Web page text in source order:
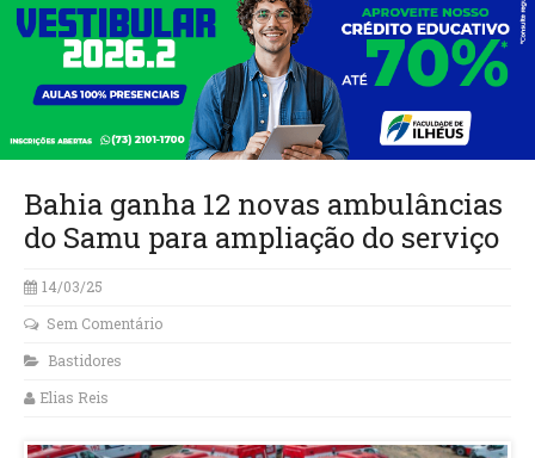
Bahia ganha 12 novas ambulâncias
do Samu para ampliação do serviço
14/03/25
Sem Comentário
Bastidores
Elias Reis